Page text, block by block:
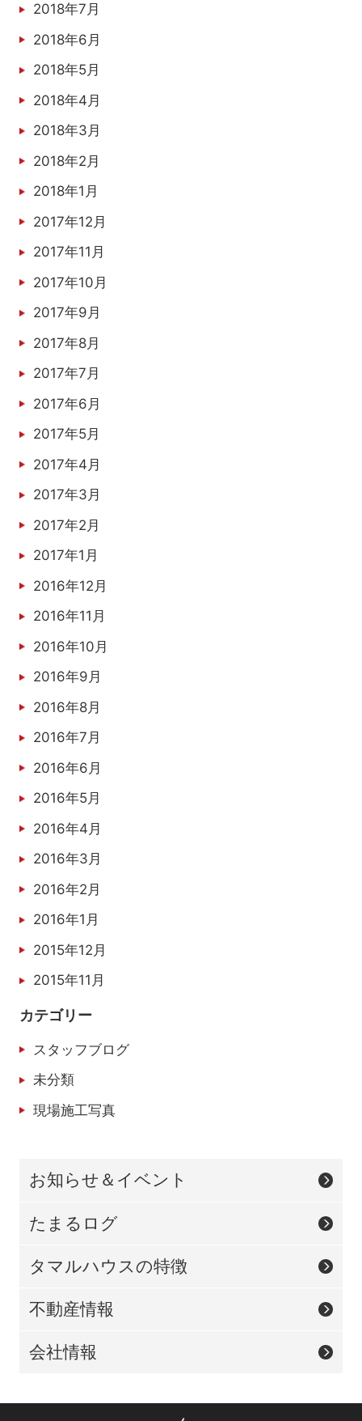
2018年7月
2018年6月
2018年5月
2018年4月
2018年3月
2018年2月
2018年1月
2017年12月
2017年11月
2017年10月
2017年9月
2017年8月
2017年7月
2017年6月
2017年5月
2017年4月
2017年3月
2017年2月
2017年1月
2016年12月
2016年11月
2016年10月
2016年9月
2016年8月
2016年7月
2016年6月
2016年5月
2016年4月
2016年3月
2016年2月
2016年1月
2015年12月
2015年11月
カテゴリー
スタッフブログ
未分類
現場施工写真
お知らせ＆イベント
たまるログ
タマルハウスの特徴
不動産情報
会社情報